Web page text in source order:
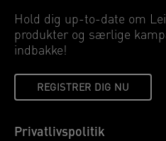
Hold dig up-to-date om
produkter og særlige
indbakke!
REGISTRER DIG NU
Privatlivspolitik